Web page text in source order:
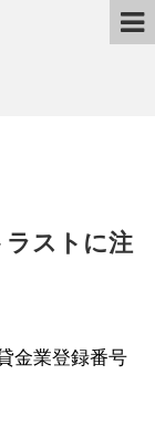
ラストに注
金業登録番号